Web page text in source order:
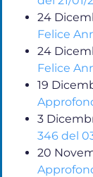
24
Felice
24
Felice
19
3
346 del
20